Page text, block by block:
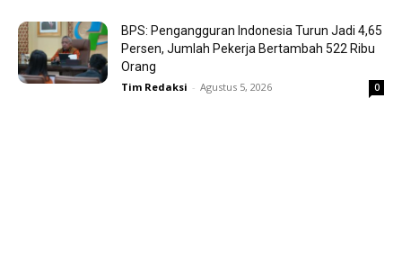
BPS: Pengangguran Indonesia Turun Jadi 4,65
Persen, Jumlah Pekerja Bertambah 522 Ribu
Orang
Tim Redaksi - Agustus 5, 2026 0